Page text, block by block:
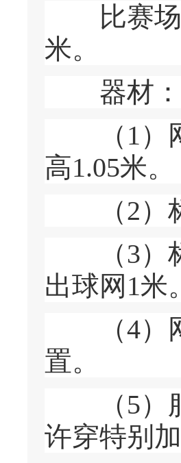
比赛场
米。
器材：
（1）网
高1.05米。
（2）标
（3）标
出球网1米。
（4）网
置。
（5）服
许穿特别